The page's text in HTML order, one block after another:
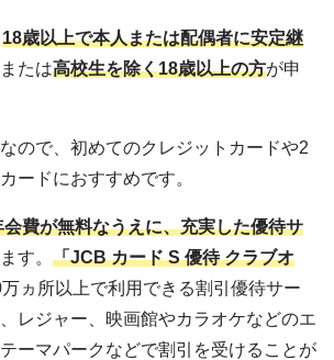
18歳以上で本人または配偶者に安定継
または高校生を除く18歳以上の方が申
なので、初めてのクレジットカードや2
ードにおすすめです。
費が無料なうえに、充実した優待サ
す。 「JCB カード S 優待 クラブオ
ヵ所以上で利用できる割引優待サー
レジャー、映画館やカラオケなどのエ
ーマパークなどで割引を受けることが